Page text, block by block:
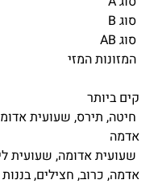
קים ביותר
חיטה, תירס, שעועית
אדמה
שעועית אדומה, שעועית
אדמה, כרוב, חצילים, בננות